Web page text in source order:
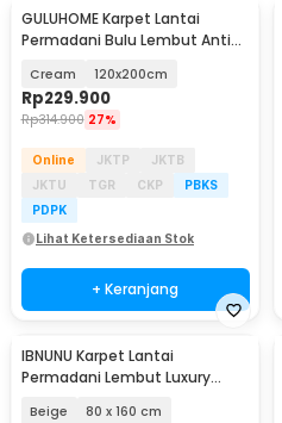
GULUHOME Karpet Lantai
Permadani Bulu Lembut Anti
Cream 120x200cm
Rp229.900
Rp314.900 27%
Online JKTP
JKTB
JKTU
TGR CKP
PBKS
PDPK
Lihat Ketersediaan Stok
+ Keranjang
IBNUNU Karpet Lantai
Permadani Lembut Luxury
Beige 80 x 160 cm